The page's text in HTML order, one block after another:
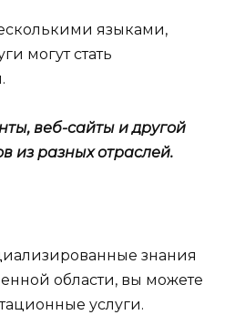
языками,
могут стать
веб-сайты и другой
из разных отраслей.
знания
области, вы можете
услуги.